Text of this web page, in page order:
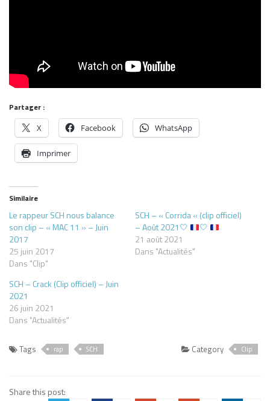
Partager :
X Facebook WhatsApp
Imprimer
Similaire
Le rappeur SCH nous balance
son clip – « MAC 11 » – Juin
2017
25 juin 2017
Dans "Clip"
SCH – « Corrida « (clip officiel)
– Août 2021🤍
🤍
21 août 2021
Dans "Actualités"
SCH – Crack (Clip officiel) – Juin
2021
26 juin 2021
Dans "Actualités"
Tags rap SCH Category Clip
Share this post: